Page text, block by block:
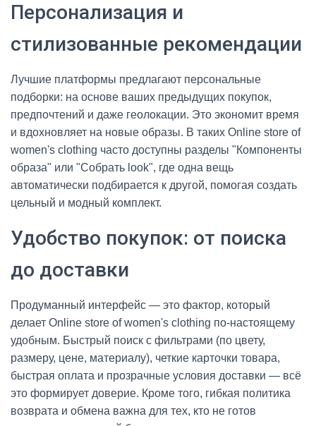
Персонализация и
стилизованные рекомендации
Лучшие платформы предлагают персональные
подборки: на основе ваших предыдущих покупок,
предпочтений и даже геолокации. Это экономит время
и вдохновляет на новые образы. В таких Online store of
women's clothing часто доступны разделы "Компоненты
образа" или "Собрать look", где одна вещь
автоматически подбирается к другой, помогая создать
цельный и модный комплект.
Удобство покупок: от поиска
до доставки
Продуманный интерфейс — это фактор, который
делает Online store of women's clothing по-настоящему
удобным. Быстрый поиск с фильтрами (по цвету,
размеру, цене, материалу), четкие карточки товара,
быстрая оплата и прозрачные условия доставки — всё
это формирует доверие. Кроме того, гибкая политика
возврата и обмена важна для тех, кто не готов